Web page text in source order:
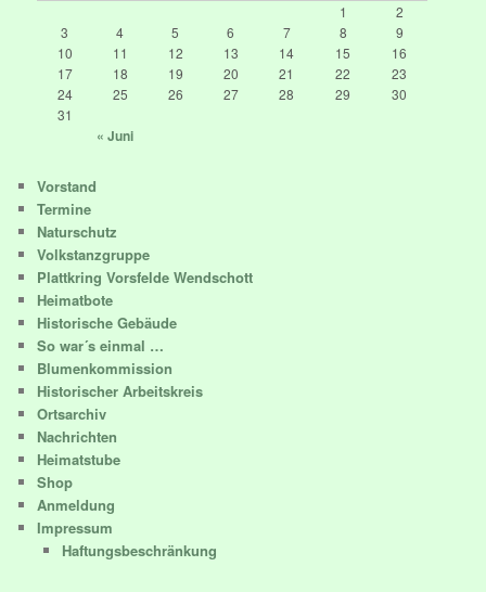
1
2
3
4 5 6 7 8
9
10
11 12 13 14 15
16
17
18 19 20 21 22
23
24
25 26 27 28 29
30
31
« Juni
Vorstand
Termine
Naturschutz
Volkstanzgruppe
Plattkring Vorsfelde Wendschott
Heimatbote
Historische Gebäude
So war´s einmal …
Blumenkommission
Historischer Arbeitskreis
Ortsarchiv
Nachrichten
Heimatstube
Shop
Anmeldung
Impressum
Haftungsbeschränkung